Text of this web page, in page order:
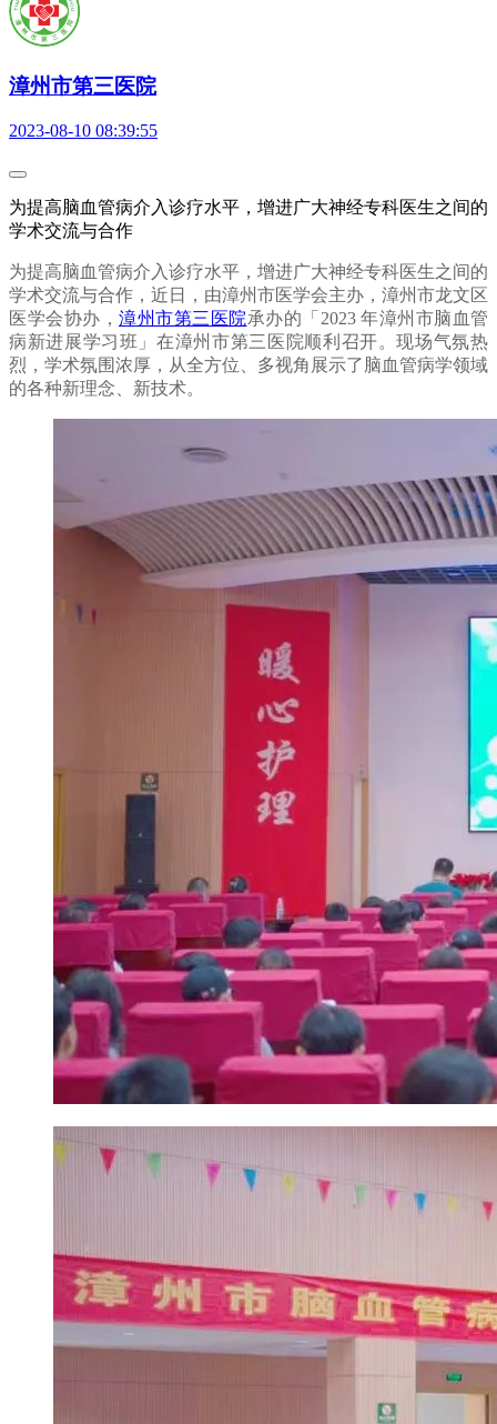
漳州市第三医院
2023-08-10 08:39:55
为提高脑血管病介入诊疗水平，增进广大神经专科医生之间的
学术交流与合作
为提高脑血管病介入诊疗水平，增进广大神经专科医生之间的
学术交流与合作，近日，由漳州市医学会主办，漳州市龙文区
医学会协办， 漳州市第三医院承办的「2023 年漳州市脑血管
病新进展学习班」在漳州市第三医院顺利召开。现场气氛热
烈，学术氛围浓厚，从全方位、多视角展示了脑血管病学领域
的各种新理念、新技术。